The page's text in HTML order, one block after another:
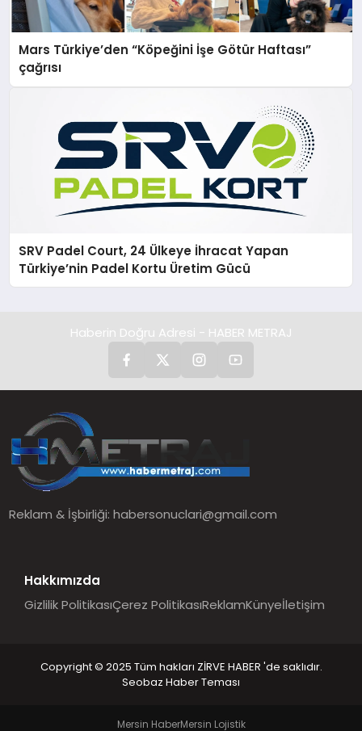
Mars Türkiye’den “Köpeğini İşe Götür Haftası”
çağrısı
SRV Padel Court, 24 Ülkeye İhracat Yapan
Türkiye’nin Padel Kortu Üretim Gücü
Haberin Doğru Adresi - HABER METRAJ
Reklam & İşbirliği:habersonuclari@gmail.com
Hakkımızda
Gizlilik PolitikasıÇerez PolitikasıReklamKünyeİletişim
Copyright © 2025 Tüm hakları ZİRVE HABER 'de saklıdır.
Seobaz Haber Teması
Mersin HaberMersin Lojistik